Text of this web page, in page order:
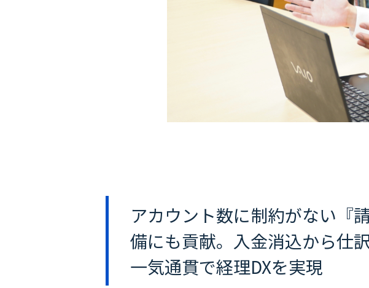
アカウント数に制約がない『
備にも貢献。入金消込から仕
一気通貫で経理DXを実現